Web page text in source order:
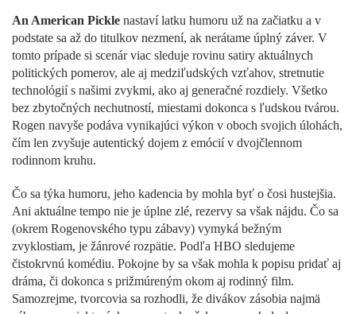
An American Pickle nastaví latku humoru už na začiatku a v
podstate sa až do titulkov nezmení, ak nerátame úplný záver. V
tomto prípade si scenár viac sleduje rovinu satiry aktuálnych
politických pomerov, ale aj medziľudských vzťahov, stretnutie
technológií s našimi zvykmi, ako aj generačné rozdiely. Všetko
bez zbytočných nechutností, miestami dokonca s ľudskou tvárou.
Rogen navyše podáva vynikajúci výkon v oboch svojich úlohách,
čím len zvyšuje autentický dojem z emócií v dvojčlennom
rodinnom kruhu.
Čo sa týka humoru, jeho kadencia by mohla byť o čosi hustejšia.
Ani aktuálne tempo nie je úplne zlé, rezervy sa však nájdu. Čo sa
(okrem Rogenovského typu zábavy) vymyká bežným
zvyklostiam, je žánrové rozpätie. Podľa HBO sledujeme
čistokrvnú komédiu. Pokojne by sa však mohla k popisu pridať aj
dráma, či dokonca s prižmúreným okom aj rodinný film.
Samozrejme, tvorcovia sa rozhodli, že divákov zásobia najmä